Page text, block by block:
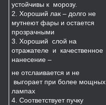
устойчивы к морозу.
2. Хороший лак – долго не
мутнеют фары и остается
прозрачными
3. Хороший слой на
отражателе и качественное
нанесение –
не отслаивается и не
выгорает при более мощных
лампах
4. Соответствует пучку